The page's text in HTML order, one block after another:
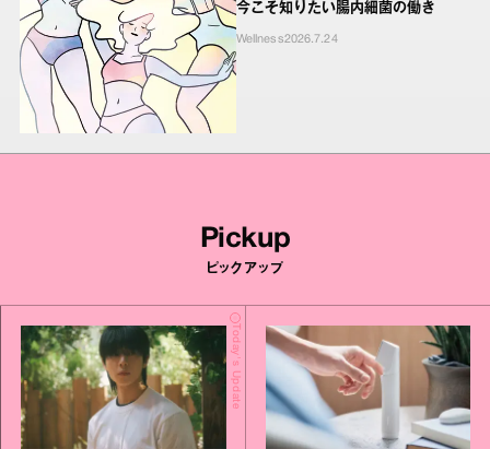
今こそ知りたい腸内細菌の働き
Wellness2026.7.24
Pickup
ピックアップ
Today's Update